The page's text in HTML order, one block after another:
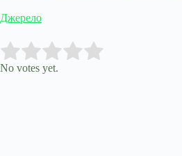
Джерело
Rate this item:
No votes yet.